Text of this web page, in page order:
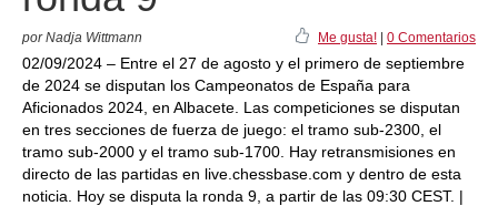
por Nadja Wittmann Me gusta! 0 Comentarios
02/09/2024 – Entre el 27 de agosto y el primero de septiembre
de 2024 se disputan los Campeonatos de España para
Aficionados 2024, en Albacete. Las competiciones se disputan
en tres secciones de fuerza de juego: el tramo sub-2300, el
tramo sub-2000 y el tramo sub-1700. Hay retransmisiones en
directo de las partidas en live.chessbase.com y dentro de esta
noticia. Hoy se disputa la ronda 9, a partir de las 09:30 CEST. |